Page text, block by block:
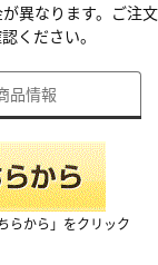
異なります。ご注文
ください。
品情報
らから」をクリック